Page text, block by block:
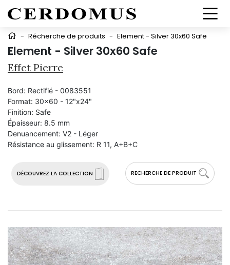
- Récherche de produits - Element - Silver 30x60 Safe
Element - Silver 30x60 Safe
Effet Pierre
DÉCOUVREZ LA COLLECTION RECHERCHE DE PRODUIT
Bord: Rectifié - 0083551
Format: 30x60 - 12"x24"
Finition: Safe
Épaisseur: 8.5 mm
Denuancement: V2 - Léger
Résistance au glissement: R 11, A+B+C